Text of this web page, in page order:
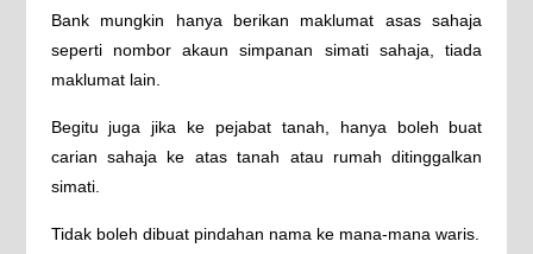
Bank mungkin hanya berikan maklumat asas sahaja
seperti nombor akaun simpanan simati sahaja, tiada
maklumat lain.
Begitu juga jika ke pejabat tanah, hanya boleh buat
carian sahaja ke atas tanah atau rumah ditinggalkan
simati.
Tidak boleh dibuat pindahan nama ke mana-mana waris.